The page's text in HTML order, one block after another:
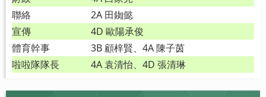
聯絡
2A 田銣懿
宣傳
4D 歐陽承俊
體育幹事
3B 顧梓賢、4A 陳子茵
啦啦隊隊長
4A 袁清怡、4D 張清琳